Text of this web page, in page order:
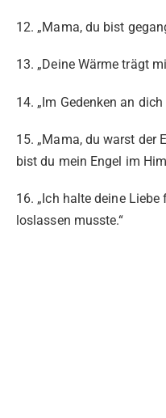
12. „Mama, du bist
13. „Deine Wärme trägt
14. „Im Gedenken an
15. „Mama, du warst der
bist du mein Engel im
16. „Ich halte deine
loslassen musste.“